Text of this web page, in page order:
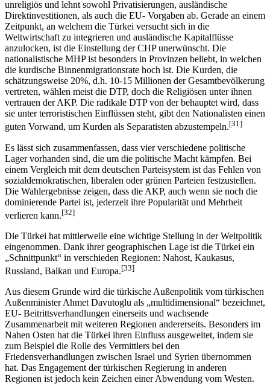
unreligiös und lehnt sowohl Privatisierungen, ausländische
Direktinvestitionen, als auch die EU- Vorgaben ab. Gerade an einem
Zeitpunkt, an welchem die Türkei versucht sich in die
Weltwirtschaft zu integrieren und ausländische Kapitalflüsse
anzulocken, ist die Einstellung der CHP unerwünscht. Die
nationalistische MHP ist besonders in Provinzen beliebt, in welchen
die kurdische Binnenmigrationsrate hoch ist. Die Kurden, die
schätzungsweise 20%, d.h. 10-15 Millionen der Gesamtbevölkerung
vertreten, wählen meist die DTP, doch die Religiösen unter ihnen
vertrauen der AKP. Die radikale DTP von der behauptet wird, dass
sie unter terroristischen Einflüssen steht, gibt den Nationalisten einen
guten Vorwand, um Kurden als Separatisten abzustempeln.[31]
Es lässt sich zusammenfassen, dass vier verschiedene politische
Lager vorhanden sind, die um die politische Macht kämpfen. Bei
einem Vergleich mit dem deutschen Parteisystem ist das Fehlen von
sozialdemokratischen, liberalen oder grünen Parteien festzustellen.
Die Wahlergebnisse zeigen, dass die AKP, auch wenn sie noch die
dominierende Partei ist, jederzeit ihre Popularität und Mehrheit
verlieren kann.[32]
Die Türkei hat mittlerweile eine wichtige Stellung in der Weltpolitik
eingenommen. Dank ihrer geographischen Lage ist die Türkei ein
„Schnittpunkt“ in verschieden Regionen: Nahost, Kaukasus,
Russland, Balkan und Europa.[33]
Aus diesem Grunde wird die türkische Außenpolitik vom türkischen
Außenminister Ahmet Davutoglu als „multidimensional“ bezeichnet,
EU- Beitrittsverhandlungen einerseits und wachsende
Zusammenarbeit mit weiteren Regionen andererseits. Besonders im
Nahen Osten hat die Türkei ihren Einfluss ausgeweitet, indem sie
zum Beispiel die Rolle des Vermittlers bei den
Friedensverhandlungen zwischen Israel und Syrien übernommen
hat. Das Engagement der türkischen Regierung in anderen
Regionen ist jedoch kein Zeichen einer Abwendung vom Westen.